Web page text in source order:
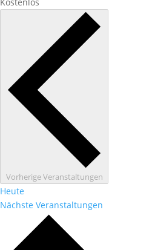
VorherigeVeranstaltungen
Heute
Nächste Veranstaltungen